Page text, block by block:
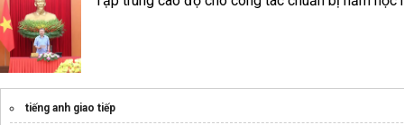
tiếng anh giao tiếp